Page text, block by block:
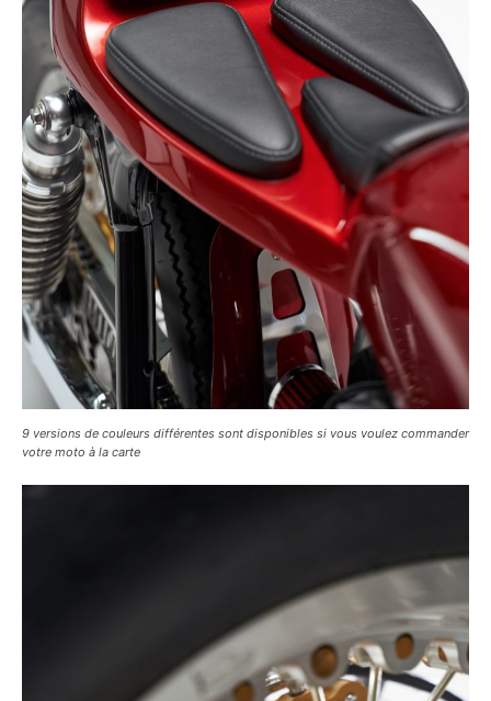
9 versions de couleurs différentes sont disponibles si vous voulez commander
votre moto à la carte